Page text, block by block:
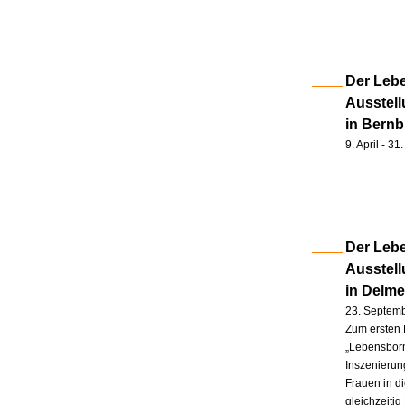
Der
in
9. April -
Der
in
23.
Zum ersten
Frauen in
gleichzeitig